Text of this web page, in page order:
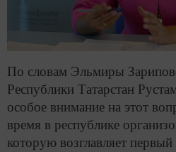
По словам Эльмиры
Республики Татарстан
особое внимание на этот
время в республике
которую возглавляет